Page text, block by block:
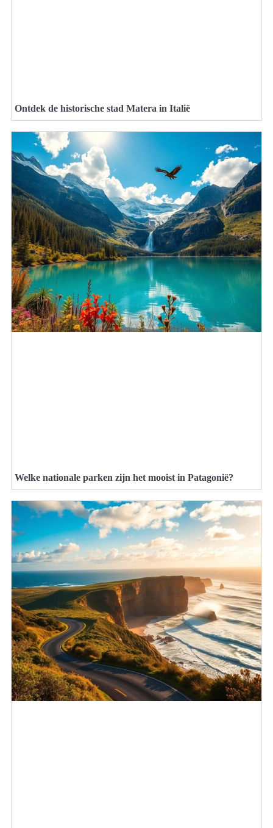
Ontdek de historische stad Matera in Italië
Welke nationale parken zijn het mooist in Patagonië?